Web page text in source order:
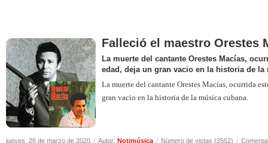
Falleció el maestro Orestes
La muerte del cantante Orestes Macías,
edad, deja un gran vacio en la historia de la
La muerte del cantante Orestes Macías, ocurrida
gran vacio en la historia de la música cubana.
jueves, 26 de marzo de 2020 / Autor: Notimúsica / Número de vistas (2552) /